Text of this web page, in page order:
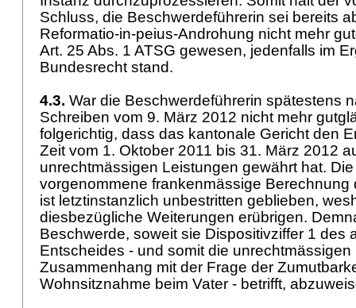
Schluss, die Beschwerdeführerin sei bereits
Reformatio-in-peius-Androhung nicht mehr
Art. 25 Abs. 1 ATSG gewesen, jedenfalls im
Bundesrecht stand.
4.3. War die Beschwerdeführerin spätestens
Schreiben vom 9. März 2012 nicht mehr
folgerichtig, dass das kantonale Gericht den
Zeit vom 1. Oktober 2011 bis 31. März 2012
unrechtmässigen Leistungen gewährt hat.
vorgenommene frankenmässige Berechnung
ist letztinstanzlich unbestritten geblieben,
diesbezügliche Weiterungen erübrigen.
Beschwerde, soweit sie Dispositivziffer 1 des
Entscheides - und somit die
Zusammenhang mit der Frage der
Wohnsitznahme beim Vater - betrifft,